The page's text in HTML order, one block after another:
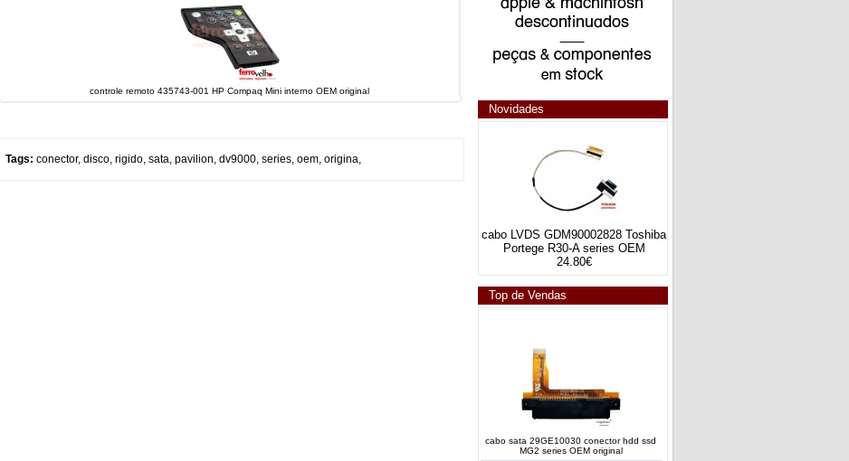
controle remoto 435743-001 HP Compaq Mini interno OEM original
Tags: conector, disco, rigido, sata, pavilion, dv9000, series, oem, origina,
Novidades
cabo LVDS GDM90002828 Toshiba
Portege R30-A series OEM
24.80€
Top de Vendas
MG2 series OEM original